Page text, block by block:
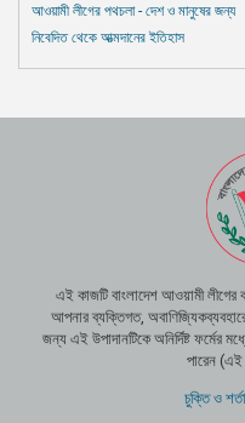
আওয়ামী লীগের পথচলা - দেশ ও মানুষের জন্য
নিবেদিত থেকে আত্মদানের ইতিহাস
এই কাজটি বাংলাদেশ আওয়ামী
আপনার ব্যক্তিগত,
জন্য এই উপাদানটিকে অনির্দিষ্ট ফর্মের
পারেন (এই
চুক্তি ও